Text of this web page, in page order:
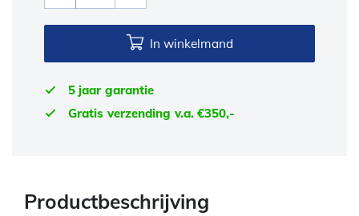
In winkelmand
5 jaar garantie
Gratis verzending v.a. €350,-
Productbeschrijving